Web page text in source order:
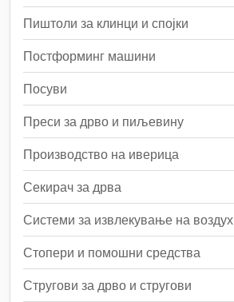
Пиштоли за клинци и спојки
Постформинг машини
Посуви
Преси за дрво и пиљевину
Производство на иверица
Секирач за дрва
Системи за извлекување на воздух
Стопери и помошни средства
Стругови за дрво и стругови